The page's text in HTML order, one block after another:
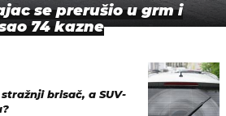
se prerušio u grm i
74 kazne
brisač, a SUV-